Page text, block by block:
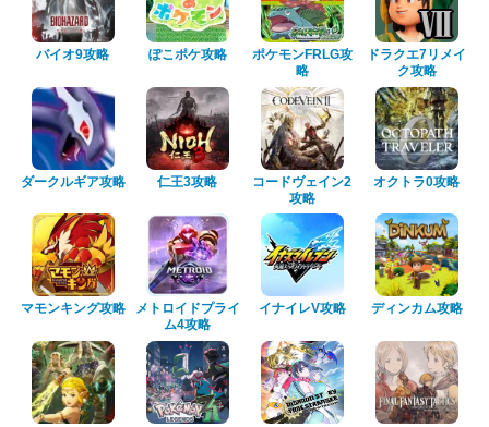
バイオ9攻略 ぽこポケ攻略
ポケモンFRLG攻
略
ドラクエ7リメイ
ク攻略
ダークルギア攻略 仁王3攻略
コードヴェイン2
攻略
オクトラ0攻略
マモンキング攻略
メトロイドプライ
ム4攻略
イナイレV攻略 ディンカム攻略